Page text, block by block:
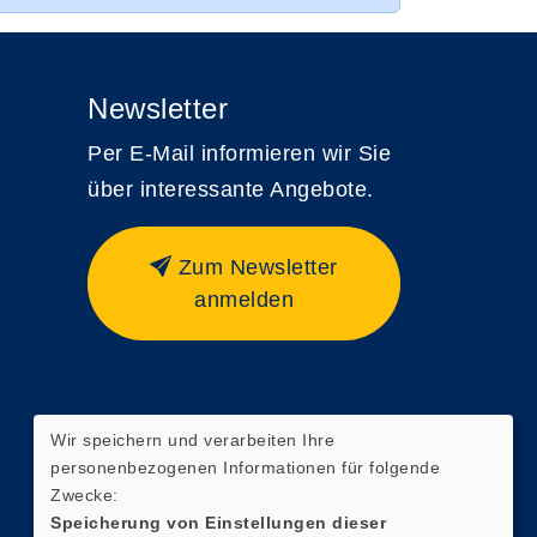
Newsletter
Per E-Mail informieren wir Sie
über interessante Angebote.
Zum Newsletter
anmelden
Wir speichern und verarbeiten Ihre
personenbezogenen Informationen für folgende
Zwecke:
Speicherung von Einstellungen dieser